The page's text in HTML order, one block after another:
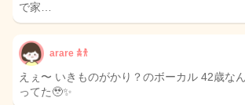
で家…
arare 𖠋𐀪
えぇ〜 いきものがかり？のボーカル 42歳な
ってた🥹✨